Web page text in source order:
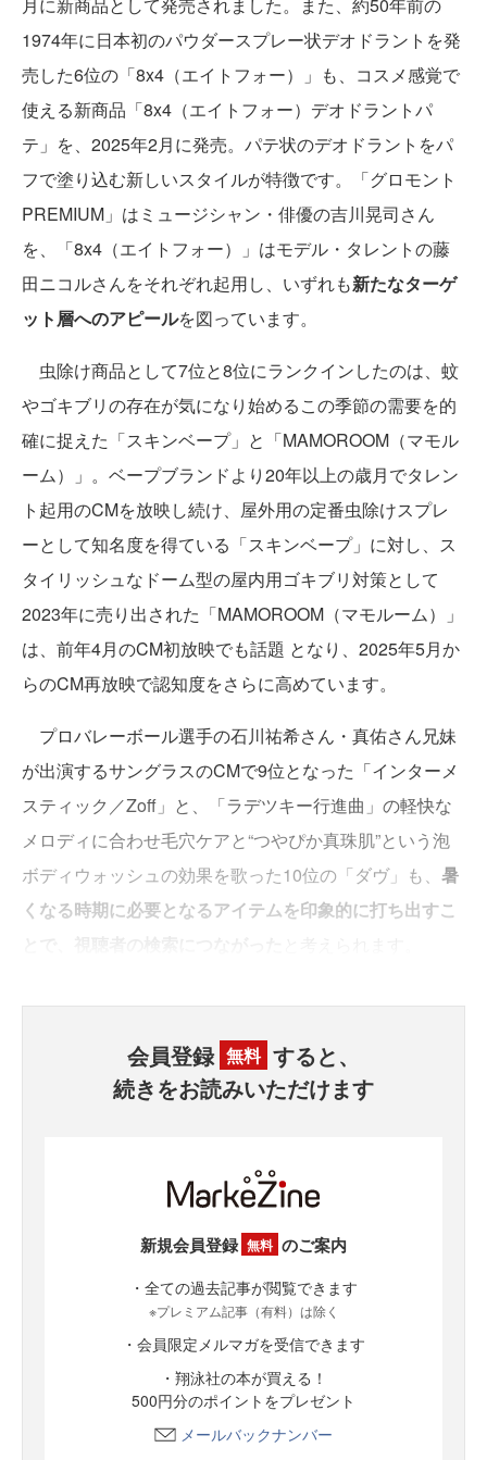
1974年に日本初のパウダースプレー状デオドラントを発
売した6位の「8x4（エイトフォー）」も、コスメ感覚で
使える新商品「8x4（エイトフォー）デオドラントパ
テ」を、2025年2月に発売。パテ状のデオドラントをパ
フで塗り込む新しいスタイルが特徴です。「グロモント
PREMIUM」はミュージシャン・俳優の吉川晃司さん
を、「8x4（エイトフォー）」はモデル・タレントの藤
田ニコルさんをそれぞれ起用し、いずれも新たなターゲ
ット層へのアピールを図っています。
虫除け商品として7位と8位にランクインしたのは、蚊
やゴキブリの存在が気になり始めるこの季節の需要を的
確に捉えた「スキンベープ」と「MAMOROOM（マモル
ーム）」。ベープブランドより20年以上の歳月でタレン
ト起用のCMを放映し続け、屋外用の定番虫除けスプレ
ーとして知名度を得ている「スキンベープ」に対し、ス
タイリッシュなドーム型の屋内用ゴキブリ対策として
2023年に売り出された「MAMOROOM（マモルーム）」
は、前年4月のCM初放映でも話題 となり、2025年5月か
らのCM再放映で認知度をさらに高めています。
プロバレーボール選手の石川祐希さん・真佑さん兄妹
が出演するサングラスのCMで9位となった「インターメ
スティック／Zoff」と、「ラデツキー行進曲」の軽快な
メロディに合わせ毛穴ケアと“つやぴか真珠肌”という泡
ボディウォッシュの効果を歌った10位の「ダヴ」も、 暑
くなる時期に必要となるアイテムを印象的に打ち出すこ
とで、視聴者の検索につながった
会員登録 無料 すると、
続きをお読みいただけます
新規会員登録 無料 のご案内
・全ての過去記事が閲覧できます
※プレミアム記事（有料）は除く
・会員限定メルマガを受信できます
・翔泳社の本が買える！
500円分のポイントをプレゼント
メールバックナンバー